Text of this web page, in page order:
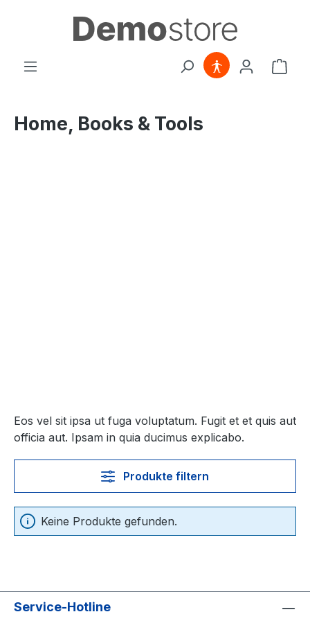
Zum Hauptinhalt springen
Home, Books & Tools
Eos vel sit ipsa ut fuga voluptatum. Fugit et et quis aut
officia aut. Ipsam in quia ducimus explicabo.
Produkte filtern
Keine Produkte gefunden.
Service-Hotline